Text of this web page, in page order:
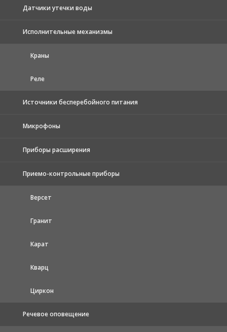
Датчики утечки воды
Исполнительные механизмы
Краны
Реле
Источники бесперебойного питания
Микрофоны
Приборы расширения
Приемо-контрольные приборы
Версет
Гранит
Карат
Кварц
Циркон
Речевое оповещение